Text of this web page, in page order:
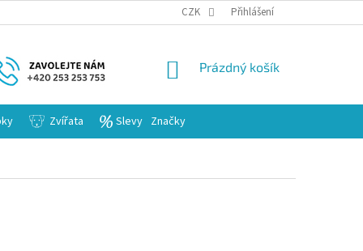
CZK Přihlášení
NÁKUPNÍ
Prázdný košík
Zvířata Slevy Značky